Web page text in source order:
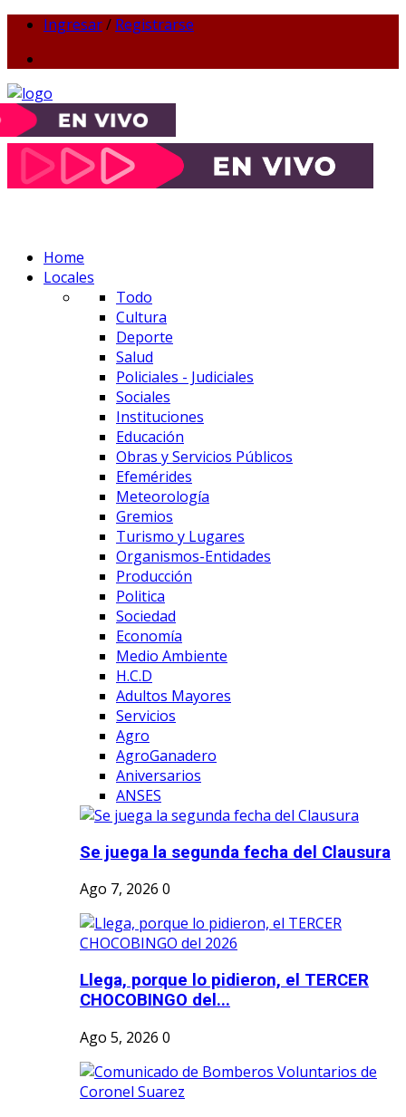
Ingresar/ Registrarse
Home
Locales
Todo
Cultura
Deporte
Salud
Policiales - Judiciales
Sociales
Instituciones
Educación
Obras y Servicios Públicos
Efemérides
Meteorología
Gremios
Turismo y Lugares
Organismos-Entidades
Producción
Politica
Sociedad
Economía
Medio Ambiente
H.C.D
Adultos Mayores
Servicios
Agro
AgroGanadero
Aniversarios
ANSES
Se juega la segunda fecha del Clausura
Ago 7, 2026 0
Llega, porque lo pidieron, el TERCER
CHOCOBINGO del...
Ago 5, 2026 0